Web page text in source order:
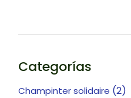
Categorías
Champinter solidaire (2)